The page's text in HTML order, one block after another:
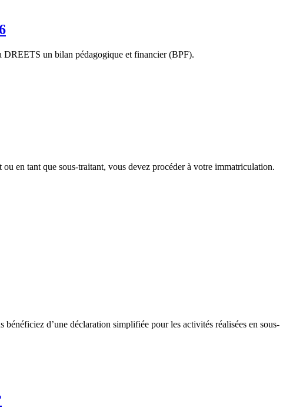
DREETS un bilan pédagogique et financier (BPF).
en tant que sous-traitant, vous devez procéder à votre immatriculation.
d’une déclaration simplifiée pour les activités réalisées en sous-